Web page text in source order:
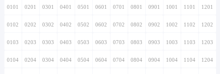
0101 0201 0301 0401 0501 0601 0701 0801 0901 1001 1101 1201
0102 0202 0302 0402 0502 0602 0702 0802 0902 1002 1102 1202
0103 0203 0303 0403 0503 0603 0703 0803 0903 1003 1103 1203
0104 0204 0304 0404 0504 0604 0704 0804 0904 1004 1104 1204